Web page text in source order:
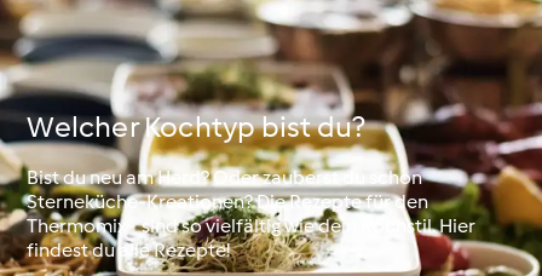
Welcher Kochtyp bist du?
Bist du neu am Herd? Oder zauberst du schon
Sterneküche-Kreationen? Die Rezepte für den
Thermomix® sind so vielfältig wie dein Kochstil. Hier
findest du alle Rezepte!